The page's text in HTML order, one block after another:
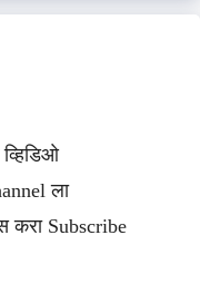
ला
करा Subscribe